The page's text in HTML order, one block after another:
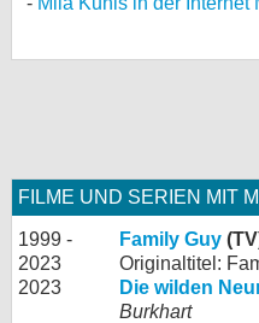
FILME UND SERIEN MIT
1999 -
2023
Family Guy
Originaltitel:
2023
Die wilden
Burkhart